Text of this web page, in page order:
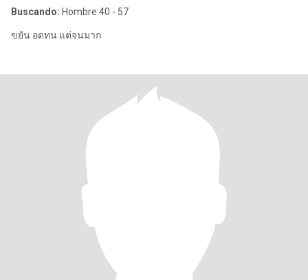
Buscando: Hombre 40 - 57
ขยัน​ อดทน​ แต่จนมาก